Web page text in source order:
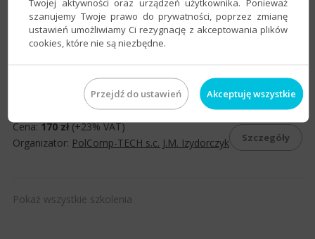
mobile,Rachmistrz GT,Rachmistrz nexo,Raporty InsERT GT
Raporty InsERT nexo,Raporty Portalu Biura,Rewizor GT,
Rewizor nexo,Subiekt 123,Subiekt 123 dla InsERT GT
vendero
Ruda Śląska
1 Maja 243
Cena:170 zł(+23% VAT)
Organizator: PolComp-TECH s.c. J.M. Izydorczyk Szczegóły
Pokaż wszystkie szkolenia
szanujemy Twoje prawo do prywatności, poprzez zmianę
ustawień umożliwiamy Ci rezygnację z akceptowania plików
cookies, które nie są niezbędne.
Przejdź do ustawień Akceptuję wszystkie